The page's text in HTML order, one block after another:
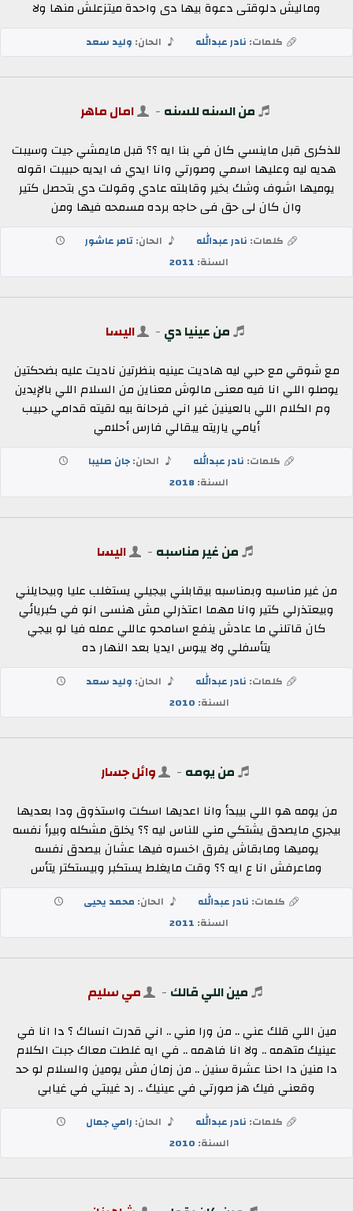
وماليش دلوقتى دعوة بيها دى واحدة ميتزعلش منها ولا
كلمات: نادر عبدالله الحان: وليد سعد
من السنه للسنه - امال ماهر
للذكرى قبل ماينسي كان في بنا ايه ؟؟ قبل مايمشي جيت وسيبت
هديه ليه وعليها اسمي وصورتي وانا ايدي ف ايديه حبيبت اقوله
يوميها اشوف وشك بخير وقابلته عادي وقولت دي بتحصل كتير
وان كان لى حق فى حاجه برده مسمحه فيها ومن
كلمات: نادر عبدالله الحان:تامر عاشور
السنة: 2011
من عينيا دي - اليسا
مع شوقي مع حبي ليه هاديت عينيه بنظرتين ناديت عليه بضحكتين
يوصلو اللي انا فيه معنى مالوش معناين من السلام اللي بالإيدين
وم الكلام اللي بالعينين غير اني فرحانة بيه لقيته قدامي حبيب
أيامي ياريته يبقالي فارس أحلامي
كلمات: نادر عبدالله الحان:جان صليبا
السنة:2018
من غير مناسبه - اليسا
من غير مناسبه وبمناسبه بيقابلني بيجيلي يستغلب عليا وبيحايلني
وبيعتذرلي كتير وانا مهما اعتذرلي مش هنسى انو في كبريائي
كان قاتلني ما عادش ينفع اسامحو عاللي عمله فيا لو بيجي
يتأسفلي ولا يبوس ايديا بعد النهار ده
كلمات: نادر عبدالله الحان: وليد سعد
السنة: 2010
من يومه - وائل جسار
من يومه هو اللي بيبدأ وانا اعديها اسكت واستذوق ودا بعديها
بيجري مايصدق يشتكي مني للناس ليه ؟؟ يخلق مشكله وبيرأ نفسه
يوميها ومابقاش يفرق اخسره فيها عشان بيصدق نفسه
وماعرفش انا ع ايه ؟؟ وقت مايغلط يستكبر وبيستكتر يتأس
كلمات: نادر عبدالله الحان: محمد يحيى
السنة: 2011
مين اللي قالك - مي سليم
مين اللي قلك عني .. من ورا مني .. اني قدرت انساك ؟ دا انا في
عينيك متهمه .. ولا انا فاهمه .. في ايه غلطت معاك جبت الكلام
دا منين دا احنا عشرة سنين .. من زمان مش يومين والسلام لو حد
وقعني فيك هز صورتي في عينيك .. رد غيبتي في غيابي
كلمات: نادر عبدالله الحان: رامي جمال
السنة: 2010